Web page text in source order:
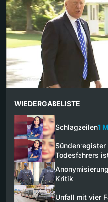
WIEDERGABELISTE
Schlagzeilen1
Todesfahrers
Kritik
Unfall mit vier